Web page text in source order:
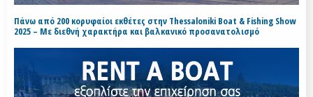
Πάνω από 200 κορυφαίοι εκθέτες στην Thessaloniki Boat & Fishing Show
2025 – Με διεθνή χαρακτήρα και βαλκανικό προσανατολισμό